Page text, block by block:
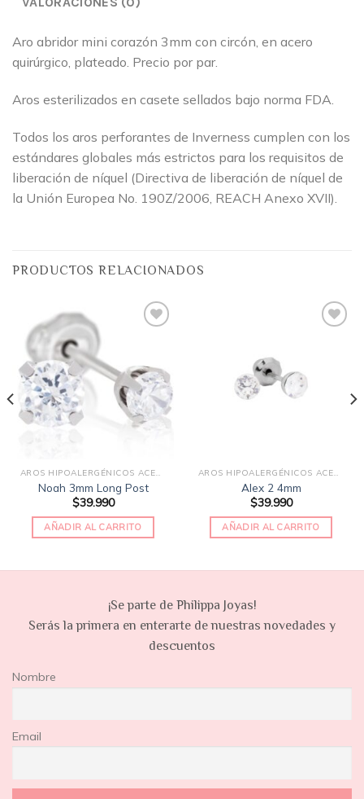
Aro abridor mini corazón 3mm con circón, en acero
quirúrgico, plateado. Precio por par.
Aros esterilizados en casete sellados bajo norma FDA.
Todos los aros perforantes de Inverness cumplen con los
estándares globales más estrictos para los requisitos de
liberación de níquel (Directiva de liberación de níquel de
la Unión Europea No. 190Z/2006, REACH Anexo XVII).
PRODUCTOS RELACIONADOS
de
deseos
Noah 3mm Long Post
$39.990
AÑADIR AL CARRITO
Alex 2 4mm
$39.990
AÑADIR AL CARRITO
¡Se parte de Philippa Joyas!
Serás la primera en enterarte de nuestras novedades y
descuentos
Nombre
Email